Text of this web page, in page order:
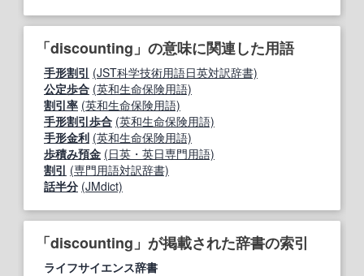
「discounting」の意味に関連した用語
手形割引 (JST科学技術用語日英対訳辞書)
公定歩合 (英和生命保険用語)
割引率 (英和生命保険用語)
手形割引歩合 (英和生命保険用語)
手形金利 (英和生命保険用語)
歩積み預金 (日英・英日専門用語)
割引 (専門用語対訳辞書)
話半分 (JMdict)
「discounting」が掲載された辞書の索引
ライフサイエンス辞書